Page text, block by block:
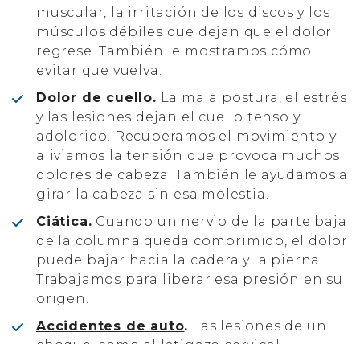
muscular, la irritación de los discos y los
músculos débiles que dejan que el dolor
regrese. También le mostramos cómo
evitar que vuelva.
Dolor de cuello. La mala postura, el estrés
y las lesiones dejan el cuello tenso y
adolorido. Recuperamos el movimiento y
aliviamos la tensión que provoca muchos
dolores de cabeza. También le ayudamos a
girar la cabeza sin esa molestia.
Ciática. Cuando un nervio de la parte baja
de la columna queda comprimido, el dolor
puede bajar hacia la cadera y la pierna.
Trabajamos para liberar esa presión en su
origen.
Accidentes de auto. Las lesiones de un